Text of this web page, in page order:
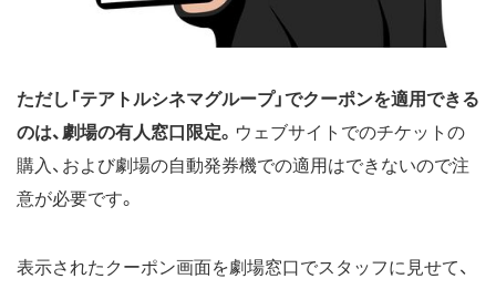
ただし「テアトルシネマグループ」でクーポンを適用できる
のは、劇場の有人窓口限定。 ウェブサイトでのチケットの
購入、および劇場の自動発券機での適用はできないので注
意が必要です。
表示されたクーポン画面を劇場窓口でスタッフに見せて、